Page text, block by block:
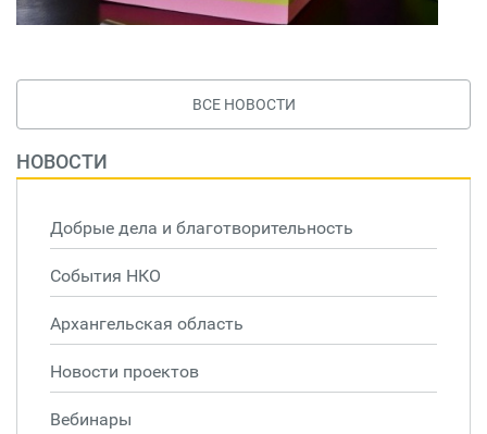
ВСЕ НОВОСТИ
НОВОСТИ
Добрые дела и благотворительность
События НКО
Архангельская область
Новости проектов
Вебинары